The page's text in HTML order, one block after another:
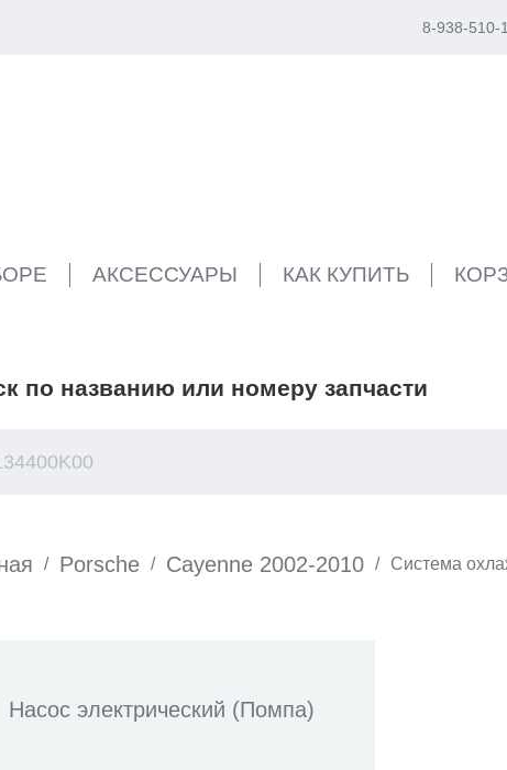
8-938-510-
АКСЕССУАРЫ КАК КУПИТЬ
по названию или номеру запчасти
/ Porsche / Cayenne 2002-2010 / Система
Насос электрический (Помпа)